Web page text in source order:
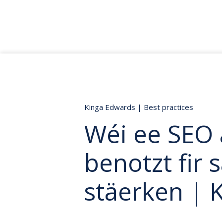
Kinga Edwards | Best practices
Wéi ee
benotzt fir
stäerken |